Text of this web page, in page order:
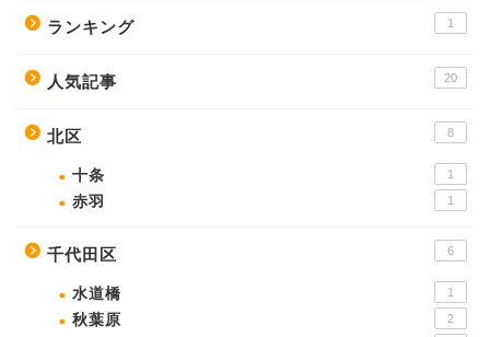
ランキング 1
人気記事 20
北区 8
十条 1
赤羽 1
千代田区 6
水道橋 1
秋葉原 2